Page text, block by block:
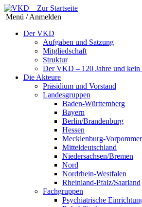
Menü / Anmelden
Der VKD
Aufgaben und Satzung
Mitgliedschaft
Struktur
Der VKD – 120 Jahre und kein
Die Akteure
Präsidium und Vorstand
Landesgruppen
Baden-Württemberg
Bayern
Berlin/Brandenburg
Hessen
Mecklenburg-
Mitteldeutschland
Niedersachsen/Bremen
Nord
Nordrhein-Westfalen
Rheinland-Pfalz/Saarland
Fachgruppen
Psychiatrische